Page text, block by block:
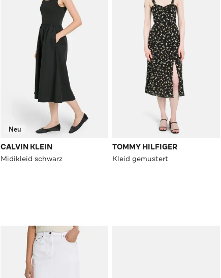
Neu
CALVIN KLEIN
Midikleid schwarz
TOMMY HILFIGER
Kleid gemustert